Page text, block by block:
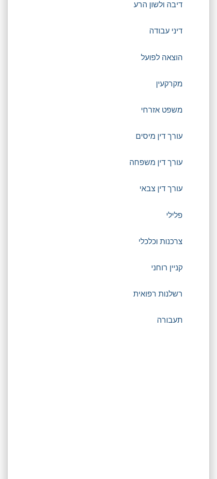
דיבה ולשון הרע
דיני עבודה
הוצאה לפועל
מקרקעין
משפט אזרחי
עורך דין מיסים
עורך דין משפחה
עורך דין צבאי
פלילי
צרכנות וכלכלי
קניין רוחני
רשלנות רפואית
תעבורה